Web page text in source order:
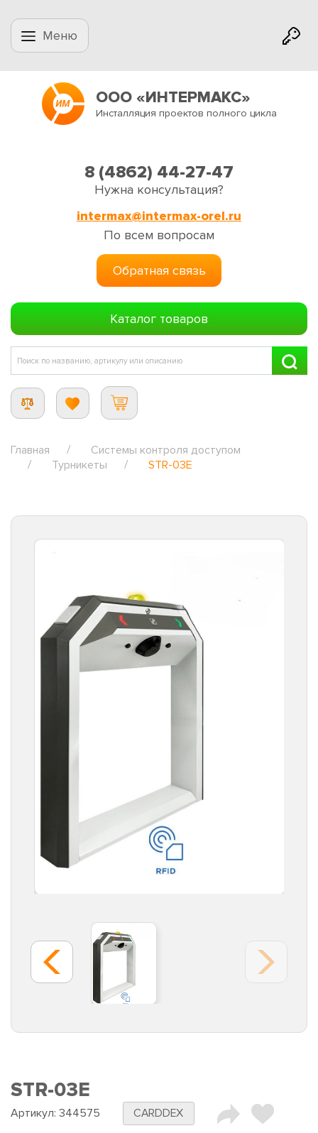
Меню
ООО «ИНТЕРМАКС»
Инсталляция проектов полного цикла
8 (4862) 44-27-47
Нужна консультация?
intermax@intermax-orel.ru
По всем вопросам
Обратная связь
Каталог товаров
Главная
Системы контроля доступом
Турникеты
STR-03E
STR-03E
Артикул: 344575 CARDDEX